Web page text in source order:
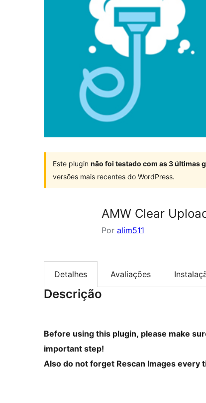
Este plugin não foi testado com as 3 últimas
versões mais recentes do WordPress.
AMW Clear
Por alim511
Detalhes Avaliações
Descrição
Before using this plugin, please make
important step!
Also do not forget Rescan Images every